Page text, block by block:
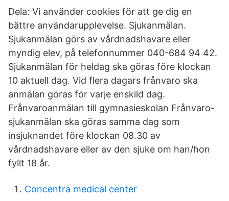
Dela: Vi använder cookies för att ge dig en
bättre användarupplevelse. Sjukanmälan.
Sjukanmälan görs av vårdnadshavare eller
myndig elev, på telefonnummer 040-684 94 42.
Sjukanmälan för heldag ska göras före klockan
10 aktuell dag. Vid flera dagars frånvaro ska
anmälan göras för varje enskild dag.
Frånvaroanmälan till gymnasieskolan Frånvaro-
sjukanmälan ska göras samma dag som
insjuknandet före klockan 08.30 av
vårdnadshavare eller av den sjuke om han/hon
fyllt 18 år.
Concentra medical center